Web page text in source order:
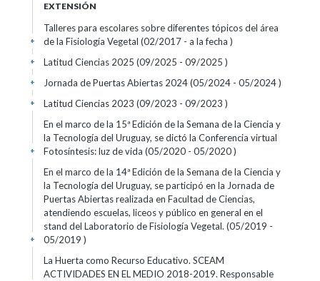
EXTENSIÓN
Talleres para escolares sobre diferentes tópicos del área
de la Fisiología Vegetal (02/2017 - a la fecha )
+
Latitud Ciencias 2025 (09/2025 - 09/2025 )
+
Jornada de Puertas Abiertas 2024 (05/2024 - 05/2024 )
+
Latitud Ciencias 2023 (09/2023 - 09/2023 )
+
En el marco de la 15ª Edición de la Semana de la Ciencia y
la Tecnología del Uruguay, se dictó la Conferencia virtual
Fotosíntesis: luz de vida (05/2020 - 05/2020 )
+
En el marco de la 14ª Edición de la Semana de la Ciencia y
la Tecnología del Uruguay, se participó en la Jornada de
Puertas Abiertas realizada en Facultad de Ciencias,
atendiendo escuelas, liceos y público en general en el
stand del Laboratorio de Fisiología Vegetal. (05/2019 -
05/2019 )
+
La Huerta como Recurso Educativo. SCEAM
ACTIVIDADES EN EL MEDIO 2018-2019. Responsable